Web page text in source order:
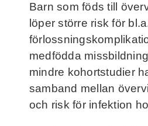
Barn som föds till
löper större risk för
medfödda
mindre kohortstudier
samband mellan
och risk för infektion